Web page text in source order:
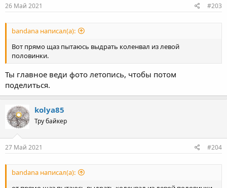
26 Май 2021 #203
bandana написал(а):
Вот прямо щаз пытаюсь выдрать коленвал из левой
половинки.
Ты главное веди фото летопись, чтобы потом
поделиться.
kolya85
Тру байкер
27 Май 2021 #204
bandana написал(а):